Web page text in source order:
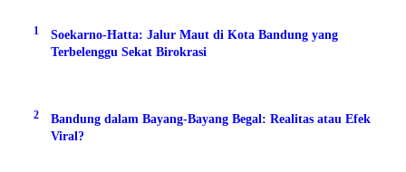
1
Soekarno-Hatta: Jalur Maut di Kota Bandung yang
Terbelenggu Sekat Birokrasi
2
Bandung dalam Bayang-Bayang Begal: Realitas atau Efek
Viral?